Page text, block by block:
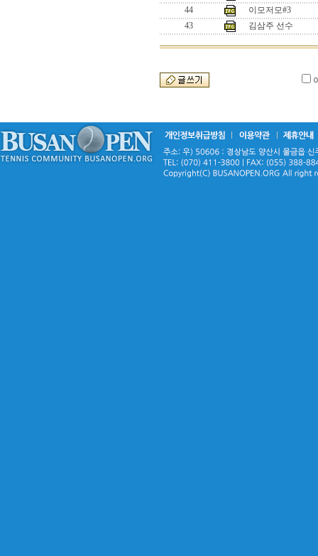
44
이모저모#3
43
김삼주 선수